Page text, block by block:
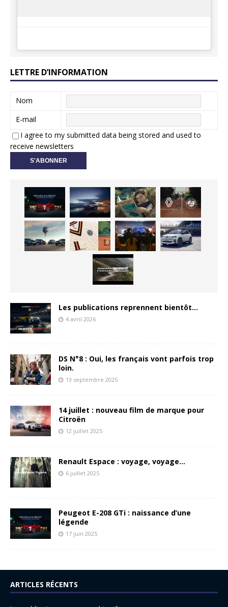
LETTRE D’INFORMATION
Nom
E-mail
I agree to my submitted data being stored and used to
receive newsletters
Les publications reprennent bientôt…
4 avril 2026
DS N°8 : Oui, les français vont parfois trop
loin.
13 septembre 2025
14 juillet : nouveau film de marque pour
Citroën
12 juillet 2025
Renault Espace : voyage, voyage…
6 juillet 2025
Peugeot E-208 GTi : naissance d’une
légende
17 juin 2025
ARTICLES RÉCENTS